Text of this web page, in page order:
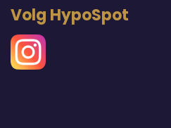
Volg HypoSpot